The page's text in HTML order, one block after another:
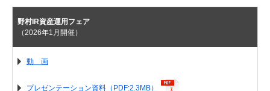
野村IR資産運用フェア
（2026年1月開催）
動 画
プレゼンテーション資料（PDF:2.3MB）